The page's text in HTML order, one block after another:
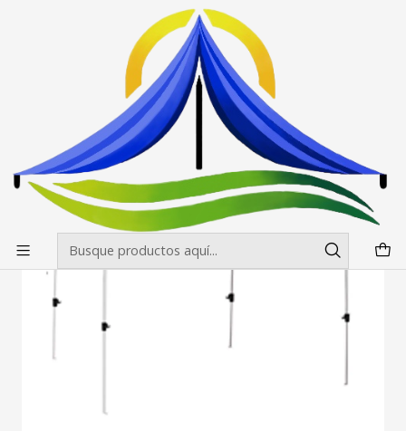
Envíos gratis desde $500.000 en Santiago
Toldos Aluminio Hex
Toldo 3X3 Aluminio Hex
Toldos Aluminio Hexagonales 2x3 Colores